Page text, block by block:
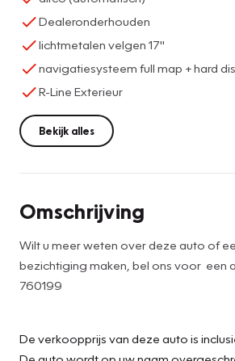
Dealeronderhouden
lichtmetalen velgen 17"
navigatiesysteem full map + hard
R-Line Exterieur
Bekijk alles
Omschrijving
Wilt u meer weten over deze auto of
bezichtiging maken, bel ons voor een
760199
De verkoopprijs van deze auto is